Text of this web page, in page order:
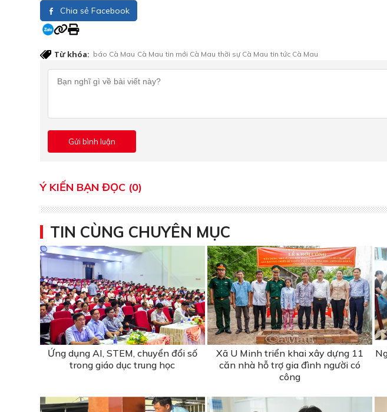
Chia sẻ Facebook
Từ khóa: báo Cà Mau Cà Mau tin mới Cà Mau thời sự Cà Mau tin tức Cà Mau
Ý KIẾN BẠN ĐỌC (0)
TIN CÙNG CHUYÊN MỤC
Ứng dụng AI, STEM, chuyển đổi số
trong giáo dục trung học
Xã U Minh triển khai xây dựng 11
căn nhà hỗ trợ gia đình người có
công